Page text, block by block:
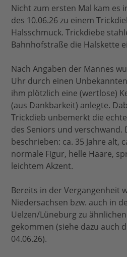
Nicht zum ersten Mal kam es
des 10.06.26 zu einem
Halsschmuck. Trickdiebe
Bahnhofstraße die Halskette
Nach Angaben der Mannes
Uhr durch einen
ihm plötzlich eine (wertlose)
(aus Dankbarkeit) anlegte.
Trickdieb unbemerkt die
des Seniors und verschwand.
beschrieben: ca. 35 Jahre alt,
normale Figur, helle Haare,
leichtem Akzent.
Bereits in der Vergangenheit
Niedersachsen bzw. auch in
Uelzen/Lüneburg zu
gekommen (siehe dazu auch
04.06.26).